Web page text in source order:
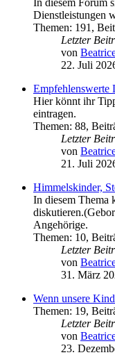
Dienstleistungen
Themen: 191 ,
Letzter
von
22. Juli
Empfehlenswerte
Hier könnt ihr
eintragen.
Themen: 88,
Letzter
von
21. Juli
Himmelskinder,
In diesem Thema
Angehörige.
Themen: 10,
Letzter
von
31. März
Wenn unsere
Themen: 19,
Letzter
von
23.